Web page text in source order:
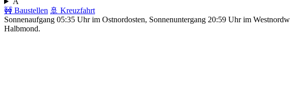
🚧 Baustellen 🚢 Kreuzfahrt
Sonnenaufgang 05:35 Uhr im Ostnordosten, Sonnenuntergang 20:59 Uhr im
Halbmond.